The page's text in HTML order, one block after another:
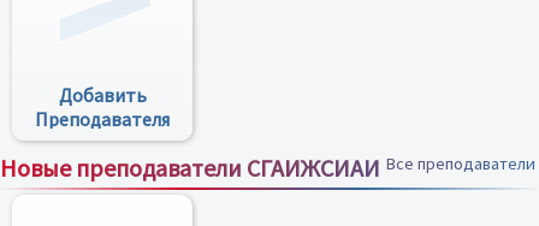
Добавить
Преподавателя
Новые преподаватели СГАИЖСИАИ Все преподаватели